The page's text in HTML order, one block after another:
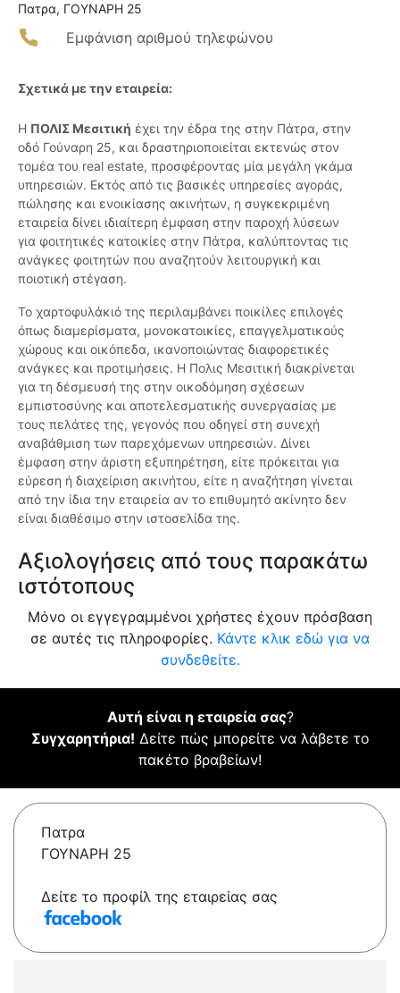
Πατρα, ΓΟΥΝΑΡΗ 25
Εμφάνιση αριθμού τηλεφώνου
Σχετικά με την εταιρεία:
Η ΠΟΛΙΣ Μεσιτική έχει την έδρα της στην Πάτρα, στην
οδό Γούναρη 25, και δραστηριοποιείται εκτενώς στον
τομέα του real estate, προσφέροντας μία μεγάλη γκάμα
υπηρεσιών. Εκτός από τις βασικές υπηρεσίες αγοράς,
πώλησης και ενοικίασης ακινήτων, η συγκεκριμένη
εταιρεία δίνει ιδιαίτερη έμφαση στην παροχή λύσεων
για φοιτητικές κατοικίες στην Πάτρα, καλύπτοντας τις
ανάγκες φοιτητών που αναζητούν λειτουργική και
ποιοτική στέγαση.
Το χαρτοφυλάκιό της περιλαμβάνει ποικίλες επιλογές
όπως διαμερίσματα, μονοκατοικίες, επαγγελματικούς
χώρους και οικόπεδα, ικανοποιώντας διαφορετικές
ανάγκες και προτιμήσεις. Η Πολις Μεσιτική διακρίνεται
για τη δέσμευσή της στην οικοδόμηση σχέσεων
εμπιστοσύνης και αποτελεσματικής συνεργασίας με
τους πελάτες της, γεγονός που οδηγεί στη συνεχή
αναβάθμιση των παρεχόμενων υπηρεσιών. Δίνει
έμφαση στην άριστη εξυπηρέτηση, είτε πρόκειται για
εύρεση ή διαχείριση ακινήτου, είτε η αναζήτηση γίνεται
από την ίδια την εταιρεία αν το επιθυμητό ακίνητο δεν
είναι διαθέσιμο στην ιστοσελίδα της.
Αξιολογήσεις από τους παρακάτω
ιστότοπους
Μόνο οι εγγεγραμμένοι χρήστες έχουν πρόσβαση
σε αυτές τις πληροφορίες. Κάντε κλικ εδώ για να
συνδεθείτε.
Αυτή είναι η εταιρεία σας?
Συγχαρητήρια! Δείτε πώς μπορείτε να λάβετε το
πακέτο βραβείων!
Πατρα
ΓΟΥΝΑΡΗ 25
Δείτε το προφίλ της εταιρείας σας